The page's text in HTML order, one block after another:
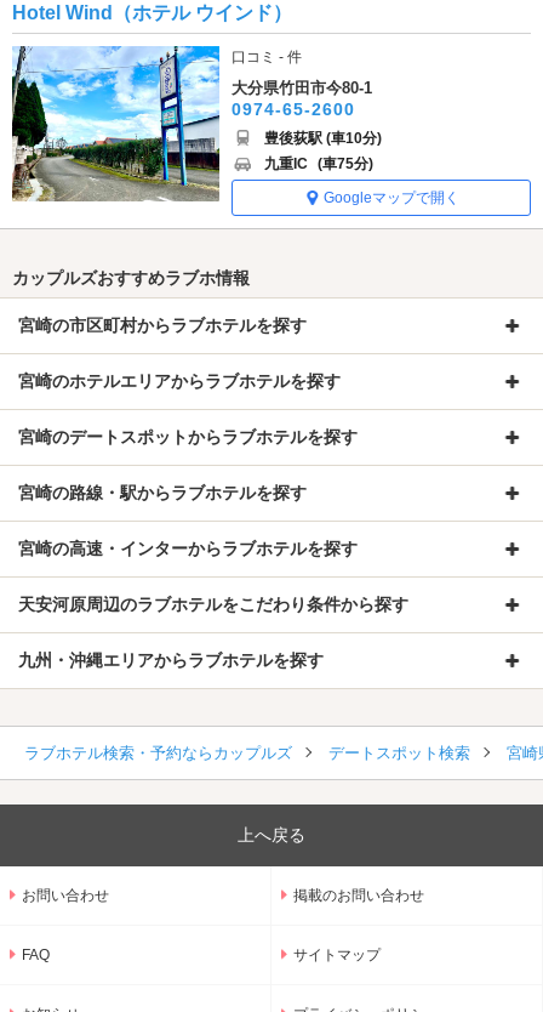
Hotel Wind（ホテル ウインド）
口コミ - 件
大分県竹田市今80-1
0974-65-2600
豊後荻駅 (車10分)
九重IC (車75分)
Googleマップで開く
カップルズおすすめラブホ情報
宮崎の市区町村からラブホテルを探す
宮崎のホテルエリアからラブホテルを探す
宮崎のデートスポットからラブホテルを探す
宮崎の路線・駅からラブホテルを探す
宮崎の高速・インターからラブホテルを探す
天安河原周辺のラブホテルをこだわり条件から探す
九州・沖縄エリアからラブホテルを探す
ラブホテル検索・予約ならカップルズ デートスポット検索 宮崎
上へ戻る
お問い合わせ 掲載のお問い合わせ
FAQ サイトマップ